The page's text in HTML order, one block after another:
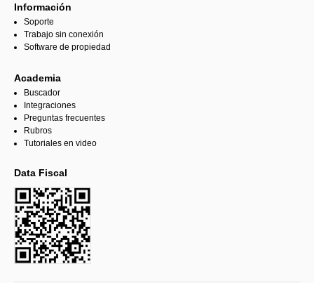
Información
Soporte
Trabajo sin conexión
Software de propiedad
Academia
Buscador
Integraciones
Preguntas frecuentes
Rubros
Tutoriales en video
Data Fiscal